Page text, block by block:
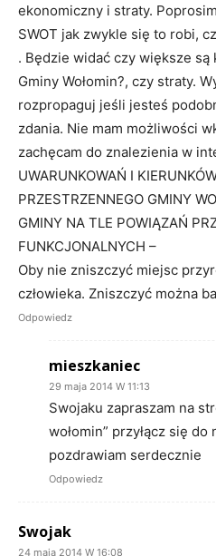
ekonomiczny i straty.
SWOT jak zwykle się to robi,
. Będzie widać czy większe
Gminy Wołomin?, czy straty.
rozpropaguj jeśli jesteś
zdania. Nie mam możliwości
zachęcam do znalezienia w
UWARUNKOWAŃ I
PRZESTRZENNEGO GMINY
GMINY NA TLE POWIĄZAŃ
FUNKCJONALNYCH –
Oby nie zniszczyć miejsc
człowieka. Zniszczyć można
Odpowiedz
mieszkaniec
29 maja 2014 W 11:13
Swojaku zapraszam na
wołomin” przyłącz się
pozdrawiam serdecznie
Odpowiedz
Swojak
24 maja 2014 W 16:08